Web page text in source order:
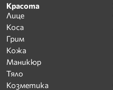
Красота
Лице
Коса
Грим
Кожа
Маникюр
Тяло
Козметика